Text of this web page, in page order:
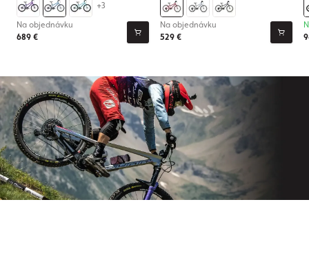
+3
689 €
Na objednávku
529 €
Na objednávku